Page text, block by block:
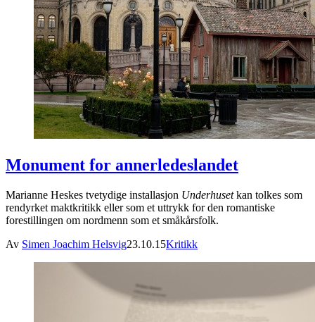
Monument for annerledeslandet
Marianne Heskes tvetydige installasjon Underhusetkan tolkes som
rendyrket maktkritikk eller som et uttrykk for den romantiske
forestillingen om nordmenn som et småkårsfolk.
Av Simen Joachim Helsvig23.10.15Kritikk